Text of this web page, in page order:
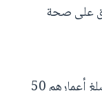
على صحة